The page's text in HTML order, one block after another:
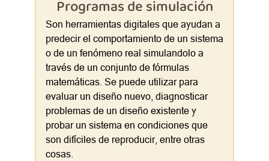
Programas de simulación
Son herramientas digitales que ayudan a
predecir el comportamiento de un sistema
o de un fenómeno real simulandolo a
través de un conjunto de fórmulas
matemáticas. Se puede utilizar para
evaluar un diseño nuevo, diagnosticar
problemas de un diseño existente y
probar un sistema en condiciones que
son difíciles de reproducir, entre otras
cosas.